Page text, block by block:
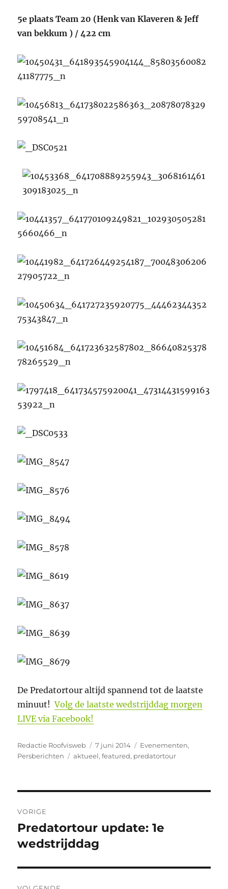
5e plaats Team 20 (Henk van Klaveren & Jeff
van bekkum ) / 422 cm
De Predatortour altijd spannend tot de laatste
minuut!Volg de laatste wedstrijddag morgen
LIVE via Facebook!
Auteur
Redactie Roofvisweb
Geplaatst
op
7 juni 2014 Categorieën
Evenementen,
Persberichten
Tags
aktueel,featured, predatortour
navigatie
VORIGE
Vorig
bericht:
Predatortour update: 1e
wedstrijddag